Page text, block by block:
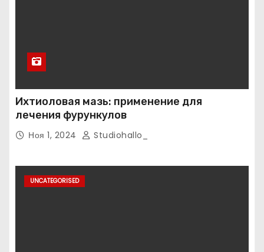
Ихтиоловая мазь: применение для
лечения фурункулов
Ноя 1, 2024 Studiohallo_
UNCATEGORISED